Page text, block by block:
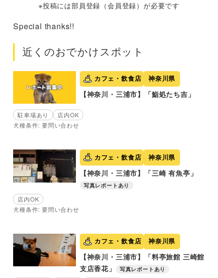
※投稿には部員登録（会員登録）が必要です
Special thanks!!
近くのおでかけスポット
カフェ・飲食店 神奈川県
【神奈川・三浦市】「鮨処たち吉」
駐車場あり
店内OK
犬種条件: 要問い合わせ
カフェ・飲食店 神奈川県
【神奈川・三浦市】「三崎 有魚亭」
写真レポートあり
店内OK
犬種条件: 要問い合わせ
カフェ・飲食店 神奈川県
【神奈川・三浦市】「料亭旅館 三崎館
支店香花」
写真レポートあり